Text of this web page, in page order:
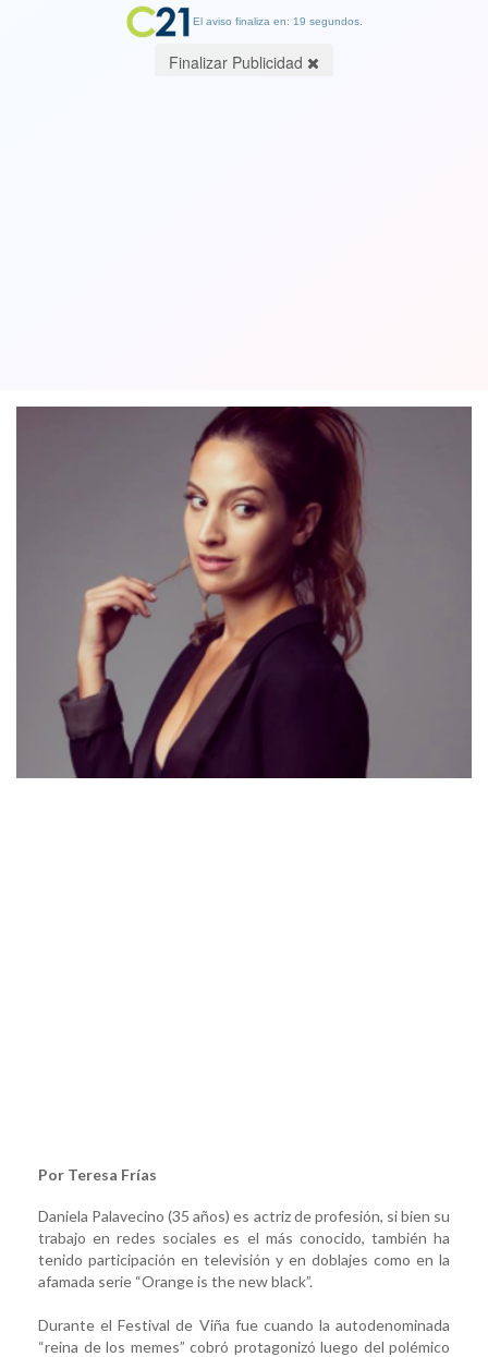
Por Teresa Frías
Daniela Palavecino (35 años) es actriz de profesión, si bien su
trabajo en redes sociales es el más conocido, también ha
tenido participación en televisión y en doblajes como en la
afamada serie “Orange is the new black”.
Durante el Festival de Viña fue cuando la autodenominada
“reina de los memes” cobró protagonizó luego del polémico
El aviso finaliza en: 18 segundos.
Finalizar Publicidad